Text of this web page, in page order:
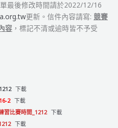
最後修改時間請於2022/12/16
更新。信件內容請寫: 競賽
容 ，標記不清或逾時皆不予受
下載
2 下載
習比賽時間_1212 下載
下載